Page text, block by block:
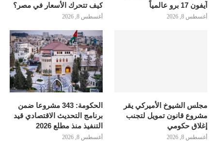
آيفون 17 برو عالمياً
أغسطس 8, 2026
كيف تتحرك الأسعار في مصر؟
أغسطس 8, 2026
مجلس الشيوخ الأميركي يقر
مشروع قانون تمويل لتجنب
إغلاق حكومي
أغسطس 8, 2026
الحكومة: 343 مشروعا ضمن
برنامج التحديث الاقتصادي قيد
التنفيذ منذ مطلع 2026
أغسطس 8, 2026